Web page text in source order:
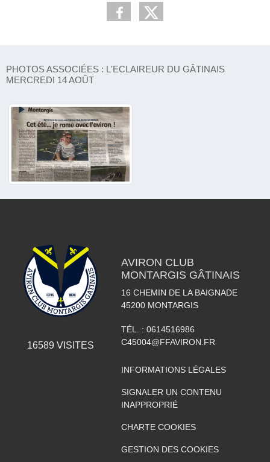
PHOTOS ASSOCIÉES : L'ECLAIREUR DU GÂTINAIS
MERCREDI 14 AOÛT
16589 VISITES
AVIRON CLUB
MONTARGIS GÂTINAIS
16 CHEMIN DE LA BAIGNADE
45200 MONTARGIS
TÉL. : 0614516986
C45004@FFAVIRON.FR
INFORMATIONS LÉGALES
SIGNALER UN CONTENU
INAPPROPRIÉ
CHARTE COOKIES
GESTION DES COOKIES